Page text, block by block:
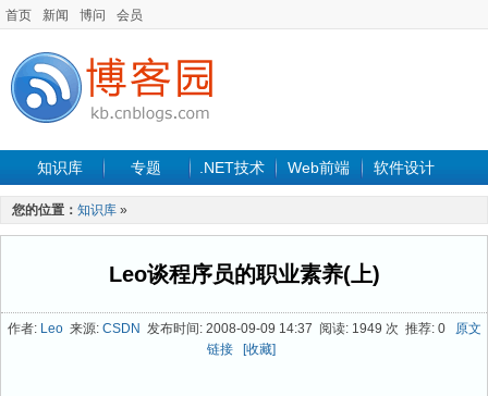
首页 新闻 博问 会员
知识库 专题 .NET技术 Web前端 软件设计
手机开发
最新文章
您的位置： 知识库 »
Leo谈程序员的职业素养(上)
作者: Leo来源: CSDN 发布时间: 2008-09-09 14:37 阅读: 1949 次 推荐: 0
原文
链接
[收藏]